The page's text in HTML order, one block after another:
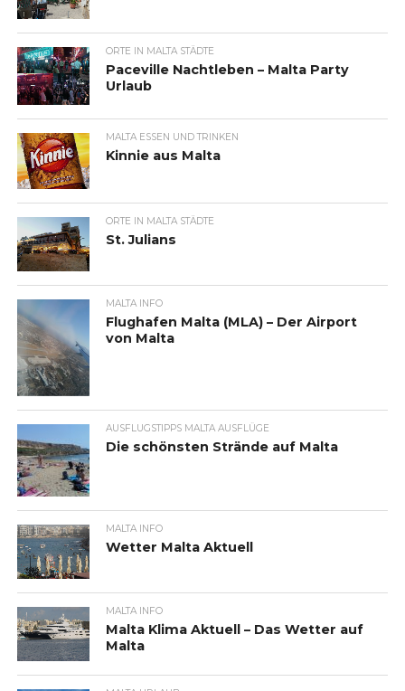
ORTE IN MALTA STÄDTE
Paceville Nachtleben – Malta Party
Urlaub
MALTA ESSEN UND TRINKEN
Kinnie aus Malta
ORTE IN MALTA STÄDTE
St. Julians
MALTA INFO
Flughafen Malta (MLA) – Der Airport
von Malta
AUSFLUGSTIPPS MALTA AUSFLÜGE
Die schönsten Strände auf Malta
MALTA INFO
Wetter Malta Aktuell
MALTA INFO
Malta Klima Aktuell – Das Wetter auf
Malta